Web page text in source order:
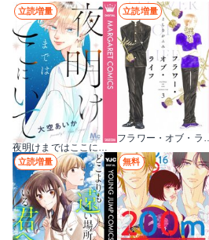
立読増量
夜明けまではここにいて
立読増量
フラワー
立読増量 無料